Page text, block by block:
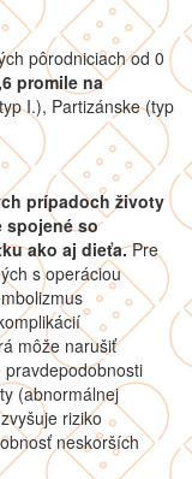
pôrodniciach od 0
promile na
I.), Partizánske (typ
prípadoch životy
spojené so
ako aj dieťa.Pre
s operáciou
môže narušiť
(abnormálnej
riziko
neskorších